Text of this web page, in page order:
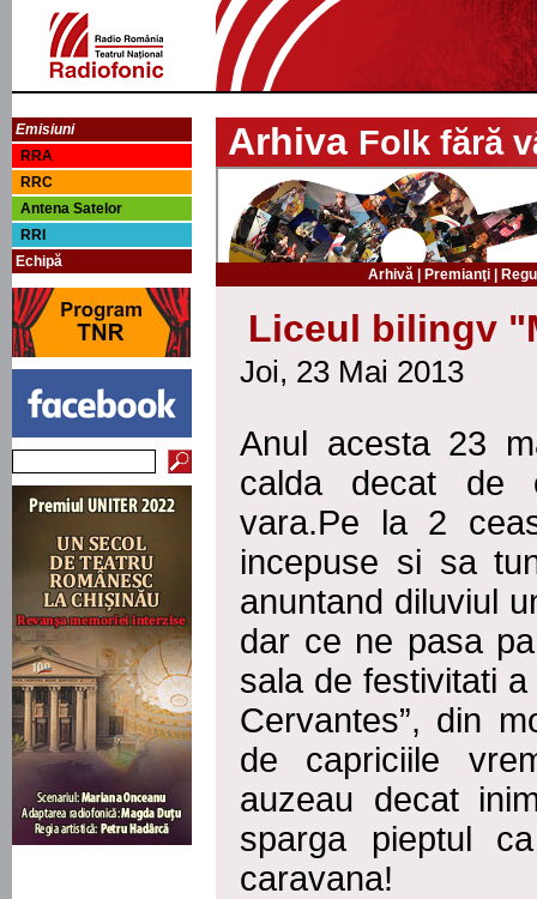
Emisiuni
RRA
RRC
Antena Satelor
RRI
Echipă
Arhiva Folk fără
Arhivă| Premianţi|
Liceul bilingv
Joi, 23 Mai 2013
Anul acesta 23
calda decat de
vara.Pe la 2
incepuse si sa
anuntand diluviul
dar ce ne pasa
sala de festivitati
Cervantes”, din
de capriciile
auzeau decat
sparga pieptul
caravana!